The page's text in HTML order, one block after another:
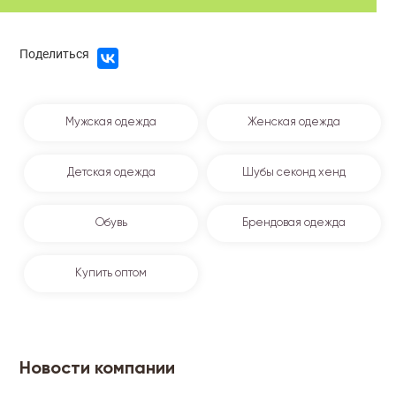
Поделиться
Мужская одежда Женская одежда
Детская одежда Шубы секонд хенд
Обувь Брендовая одежда
Купить оптом
Новости компании